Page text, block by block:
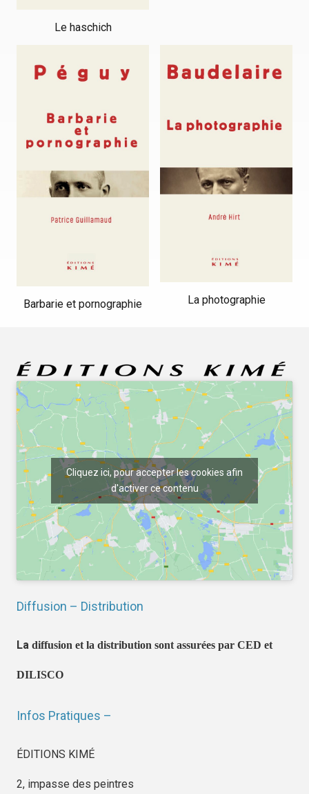
Le haschich
Barbarie et pornographie La photographie
Cliquez ici, pour accepter les cookies afin
d'activer ce contenu
Diffusion – Distribution
La diffusion et la distribution sont assurées par CED et
DILISCO
Infos Pratiques –
ÉDITIONS KIMÉ
2, impasse des peintres